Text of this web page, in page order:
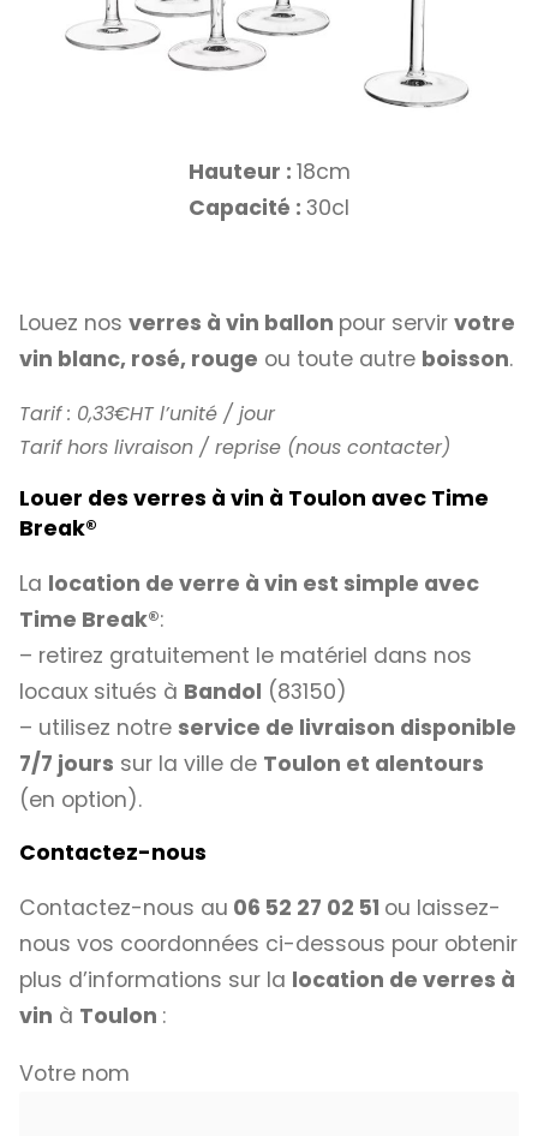
Hauteur : 18cm
Capacité : 30cl
Louez nos verres à vin ballon pour servir votre
vin blanc, rosé, rouge ou toute autre boisson.
Tarif : 0,33€HT l’unité / jour
Tarif hors livraison / reprise (nous contacter)
Louer des verres à vin à Toulon avec Time
Break®
La location de verre à vin est simple avec
Time Break®:
– retirez gratuitement le matériel dans nos
locaux situés à Bandol (83150)
– utilisez notre service de livraison disponible
7/7 jours sur la ville de Toulon et alentours
(en option).
Contactez-nous
Contactez-nous au 06 52 27 02 51 ou laissez-
nous vos coordonnées ci-dessous pour obtenir
plus d’informations sur la location de verres à
vin à Toulon :
Votre nom